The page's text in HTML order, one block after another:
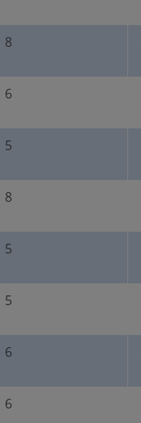
8
6
5
8
5
5
6
6